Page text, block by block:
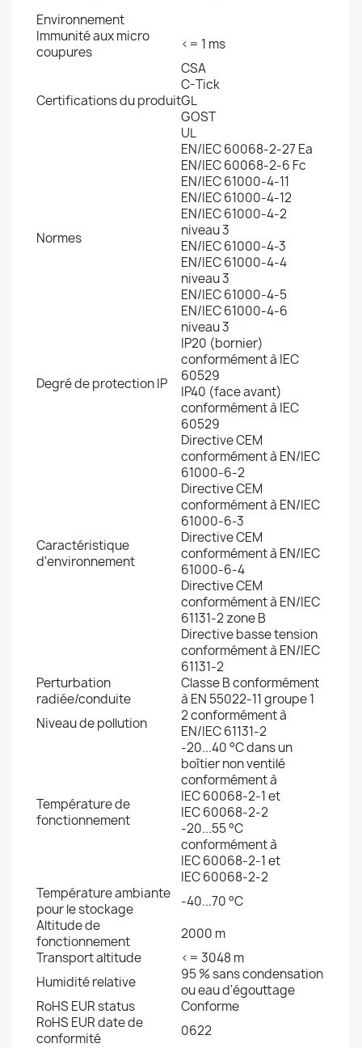
Environnement
Immunité aux micro
coupures
<= 1 ms
Certifications du produit
CSA
C-Tick
GL
GOST
UL
Normes
EN/IEC 60068-2-27 Ea
EN/IEC 60068-2-6 Fc
EN/IEC 61000-4-11
EN/IEC 61000-4-12
EN/IEC 61000-4-2
niveau 3
EN/IEC 61000-4-3
EN/IEC 61000-4-4
niveau 3
EN/IEC 61000-4-5
EN/IEC 61000-4-6
niveau 3
Degré de protection IP
IP20 (bornier)
conformément à IEC
60529
IP40 (face avant)
conformément à IEC
60529
Caractéristique
d'environnement
Directive CEM
conformément à EN/IEC
61000-6-2
Directive CEM
conformément à EN/IEC
61000-6-3
Directive CEM
conformément à EN/IEC
61000-6-4
Directive CEM
conformément à EN/IEC
61131-2 zone B
Directive basse tension
conformément à EN/IEC
61131-2
Perturbation
radiée/conduite
Classe B conformément
à EN 55022-11 groupe 1
Niveau de pollution
2 conformément à
EN/IEC 61131-2
Température de
fonctionnement
-20...40 °C dans un
boîtier non ventilé
conformément à
IEC 60068-2-1 et
IEC 60068-2-2
-20...55 °C
conformément à
IEC 60068-2-1 et
IEC 60068-2-2
Température ambiante
pour le stockage
-40...70 °C
Altitude de
fonctionnement
2000 m
Transport altitude
<= 3048 m
Humidité relative
95 % sans condensation
ou eau d'égouttage
RoHS EUR status
Conforme
RoHS EUR date de
conformité
0622